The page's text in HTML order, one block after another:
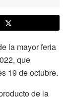
la mayor feria
que
19 de octubre.
de la